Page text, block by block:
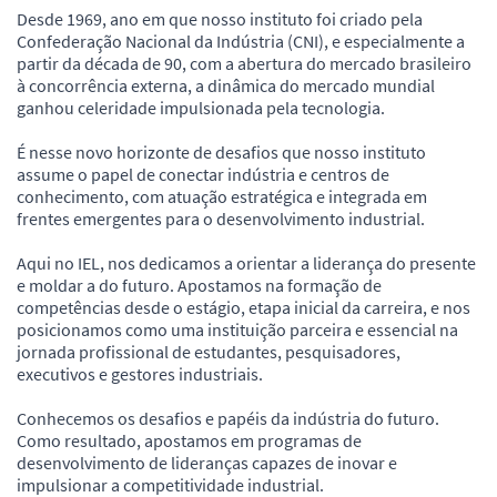
Desde 1969, ano em que nosso instituto foi criado pela
Confederação Nacional da Indústria (CNI), e especialmente a
partir da década de 90, com a abertura do mercado brasileiro
à concorrência externa, a dinâmica do mercado mundial
ganhou celeridade impulsionada pela tecnologia.
É nesse novo horizonte de desafios que nosso instituto
assume o papel de conectar indústria e centros de
conhecimento, com atuação estratégica e integrada em
frentes emergentes para o desenvolvimento industrial.
Aqui no IEL, nos dedicamos a orientar a liderança do presente
e moldar a do futuro. Apostamos na formação de
competências desde o estágio, etapa inicial da carreira, e nos
posicionamos como uma instituição parceira e essencial na
jornada profissional de estudantes, pesquisadores,
executivos e gestores industriais.
Conhecemos os desafios e papéis da indústria do futuro.
Como resultado, apostamos em programas de
desenvolvimento de lideranças capazes de inovar e
impulsionar a competitividade industrial.